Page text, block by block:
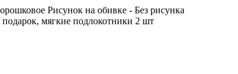
Рисунок на обивке - Без рисунка
мягкие подлокотники 2 шт